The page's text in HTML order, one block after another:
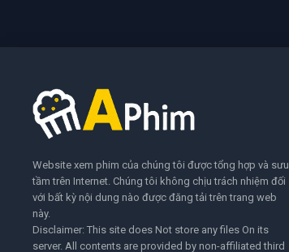
Website xem phim của chúng tôi được tổng hợp và sưu
tầm trên Internet. Chúng tôi không chịu trách nhiệm đối
với bất kỳ nội dung nào được đăng tải trên trang web
này.
Disclaimer: This site does Not store any files On its
server. All contents are provided by non-affiliated third